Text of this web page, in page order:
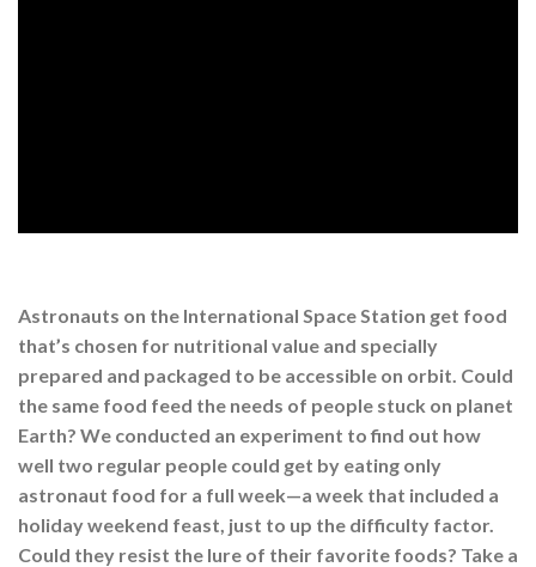
Astronauts on the International Space Station get food
that’s chosen for nutritional value and specially
prepared and packaged to be accessible on orbit. Could
the same food feed the needs of people stuck on planet
Earth? We conducted an experiment to find out how
well two regular people could get by eating only
astronaut food for a full week—a week that included a
holiday weekend feast, just to up the difficulty factor.
Could they resist the lure of their favorite foods? Take a